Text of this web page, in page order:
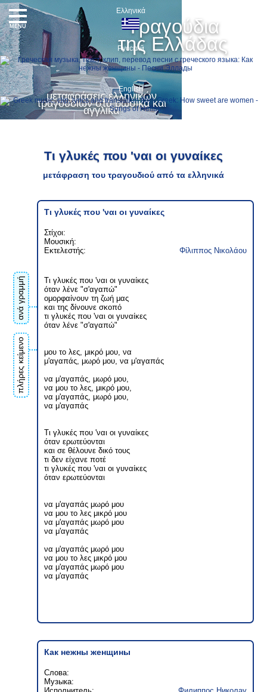
Τραγούδια
της Ελλάδας
μεταφράσεις ελληνικών
τραγουδιών στα ρωσικά και
αγγλικά
Ελληνικά
Русский
English
MENU
Τι γλυκές που 'ναι οι γυναίκες
μετάφραση του τραγουδιού από τα ελληνικά
ανά γραμμή
πλήρες κείμενο
Τι γλυκές που 'ναι οι γυναίκες
Στίχοι:
Μουσική:
Εκτελεστής:
Φίλιππος Νικολάου
Τι γλυκές που 'ναι οι γυναίκες
όταν λένε "σ'αγαπώ"
ομορφαίνουν τη ζωή μας
και της δίνουνε σκοπό
τι γλυκές που 'ναι οι γυναίκες
όταν λένε "σ'αγαπώ"
μου το λες, μικρό μου, να
μ'αγαπάς, μωρό μου, να μ'αγαπάς
να μ'αγαπάς, μωρό μου,
να μου το λες, μικρό μου,
να μ'αγαπάς, μωρό μου,
να μ'αγαπάς
Τι γλυκές που 'ναι οι γυναίκες
όταν ερωτεύονται
και σε θέλουνε δικό τους
τι δεν είχανε ποτέ
τι γλυκές που 'ναι οι γυναίκες
όταν ερωτεύονται
να μ'αγαπάς μωρό μου
να μου το λες μικρό μου
να μ'αγαπάς μωρό μου
να μ'αγαπάς
να μ'αγαπάς μωρό μου
να μου το λες μικρό μου
να μ'αγαπάς μωρό μου
να μ'αγαπάς
Как нежны женщины
Слова:
Музыка: